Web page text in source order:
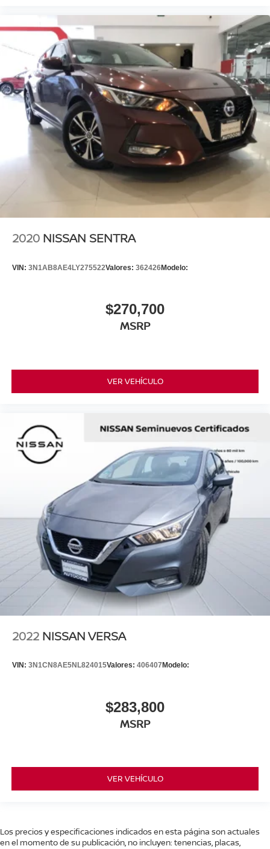
2020 NISSAN SENTRA
VIN: 3N1AB8AE4LY275522Valores: 362426Modelo:
$270,700
MSRP
VER VEHÍCULO
2022 NISSAN VERSA
VIN: 3N1CN8AE5NL824015Valores: 406407 Modelo:
$283,800
MSRP
VER VEHÍCULO
Los precios y especificaciones indicados en esta página son actuales
en el momento de su publicación, no incluyen: tenencias, placas,